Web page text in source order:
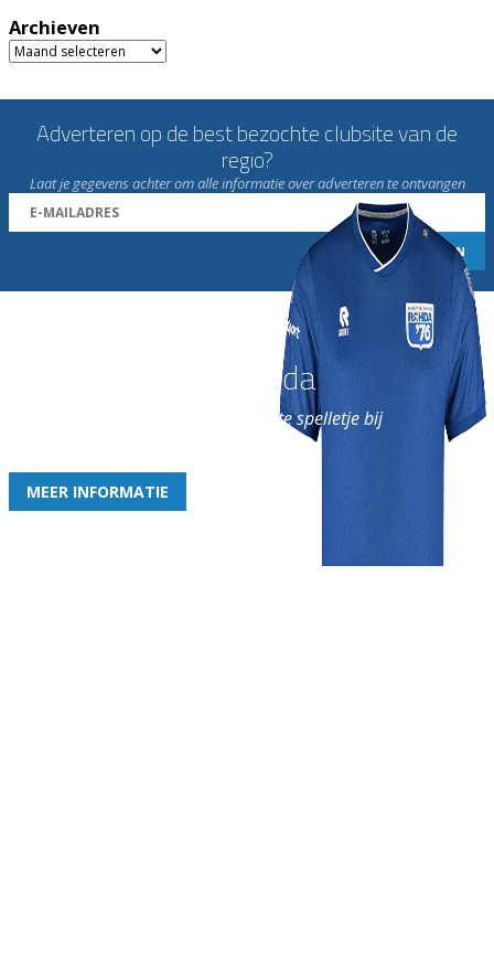
Archieven
Archieven
Adverteren op de best bezochte clubsite van de
regio?
Laat je gegevens achter om alle informatie over adverteren te ontvangen
Word nu lid van Rohda
en geniet iedere week van het leukste spelletje bij
MEER INFORMATIE